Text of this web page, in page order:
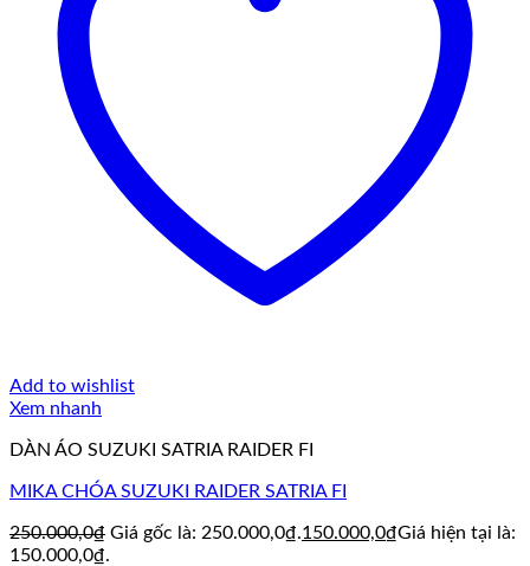
Add to wishlist
Xem nhanh
DÀN ÁO SUZUKI SATRIA RAIDER FI
MIKA CHÓA SUZUKI RAIDER SATRIA FI
250.000,0₫ Giá gốc là: 250.000,0₫.150.000,0₫Giá hiện tại là:
150.000,0₫.